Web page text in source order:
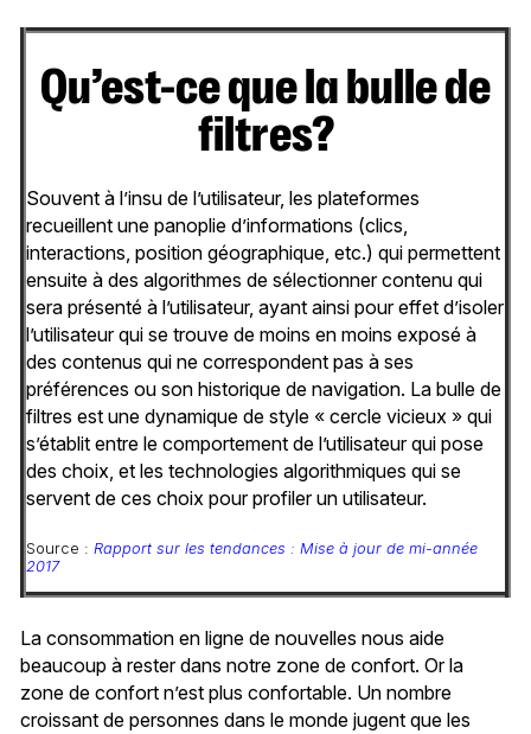
Qu’est-ce que la bulle de
filtres?
Souvent à l’insu de l’utilisateur, les plateformes
recueillent une panoplie d’informations (clics,
interactions, position géographique, etc.) qui permettent
ensuite à des algorithmes de sélectionner contenu qui
sera présenté à l’utilisateur, ayant ainsi pour effet d’isoler
l’utilisateur qui se trouve de moins en moins exposé à
des contenus qui ne correspondent pas à ses
préférences ou son historique de navigation. La bulle de
filtres est une dynamique de style « cercle vicieux » qui
s’établit entre le comportement de l’utilisateur qui pose
des choix, et les technologies algorithmiques qui se
servent de ces choix pour profiler un utilisateur.
Source : Rapport sur les tendances : Mise à jour de mi-année
2017
La consommation en ligne de nouvelles nous aide
beaucoup à rester dans notre zone de confort. Or la
zone de confort n’est plus confortable. Un nombre
croissant de personnes dans le monde jugent que les